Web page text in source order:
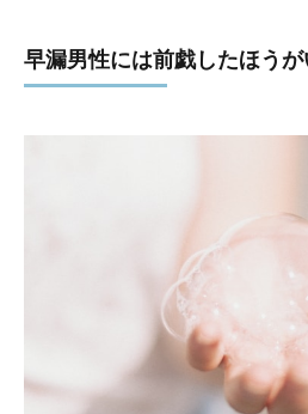
早漏男性には前戯したほうが